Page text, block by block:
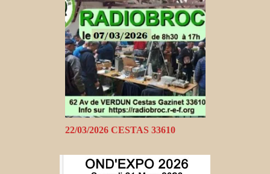
22/03/2026 CESTAS 33610